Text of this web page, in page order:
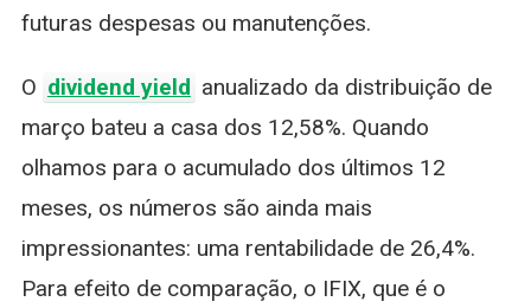
futuras despesas ou manutenções.
O dividend yield anualizado da distribuição de
março bateu a casa dos 12,58%. Quando
olhamos para o acumulado dos últimos 12
meses, os números são ainda mais
impressionantes: uma rentabilidade de 26,4%.
Para efeito de comparação, o IFIX, que é o